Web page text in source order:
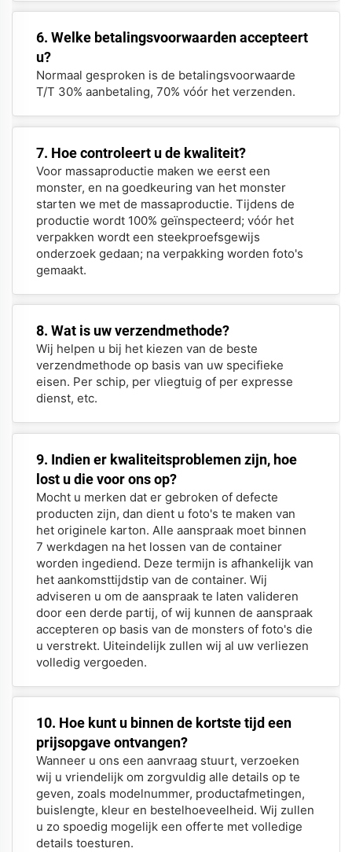
6. Welke betalingsvoorwaarden accepteert
u?
Normaal gesproken is de betalingsvoorwaarde
T/T 30% aanbetaling, 70% vóór het verzenden.
7. Hoe controleert u de kwaliteit?
Voor massaproductie maken we eerst een
monster, en na goedkeuring van het monster
starten we met de massaproductie. Tijdens de
productie wordt 100% geïnspecteerd; vóór het
verpakken wordt een steekproefsgewijs
onderzoek gedaan; na verpakking worden foto's
gemaakt.
8. Wat is uw verzendmethode?
Wij helpen u bij het kiezen van de beste
verzendmethode op basis van uw specifieke
eisen. Per schip, per vliegtuig of per expresse
dienst, etc.
9. Indien er kwaliteitsproblemen zijn, hoe
lost u die voor ons op?
Mocht u merken dat er gebroken of defecte
producten zijn, dan dient u foto's te maken van
het originele karton. Alle aanspraak moet binnen
7 werkdagen na het lossen van de container
worden ingediend. Deze termijn is afhankelijk van
het aankomsttijdstip van de container. Wij
adviseren u om de aanspraak te laten valideren
door een derde partij, of wij kunnen de aanspraak
accepteren op basis van de monsters of foto's die
u verstrekt. Uiteindelijk zullen wij al uw verliezen
volledig vergoeden.
10. Hoe kunt u binnen de kortste tijd een
prijsopgave ontvangen?
Wanneer u ons een aanvraag stuurt, verzoeken
wij u vriendelijk om zorgvuldig alle details op te
geven, zoals modelnummer, productafmetingen,
buislengte, kleur en bestelhoeveelheid. Wij zullen
u zo spoedig mogelijk een offerte met volledige
details toesturen.